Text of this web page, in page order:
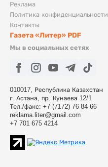
Реклама
Политика конфиденциальности
Контакты
Газета «Литер» PDF
Мы в социальных сетях
010017, Республика Казахстан
г. Астана, пр. Кунаева 12/1
Тел./факс: +7 (7172) 76 84 66
reklama.liter@gmail.com
+7 701 675 4214